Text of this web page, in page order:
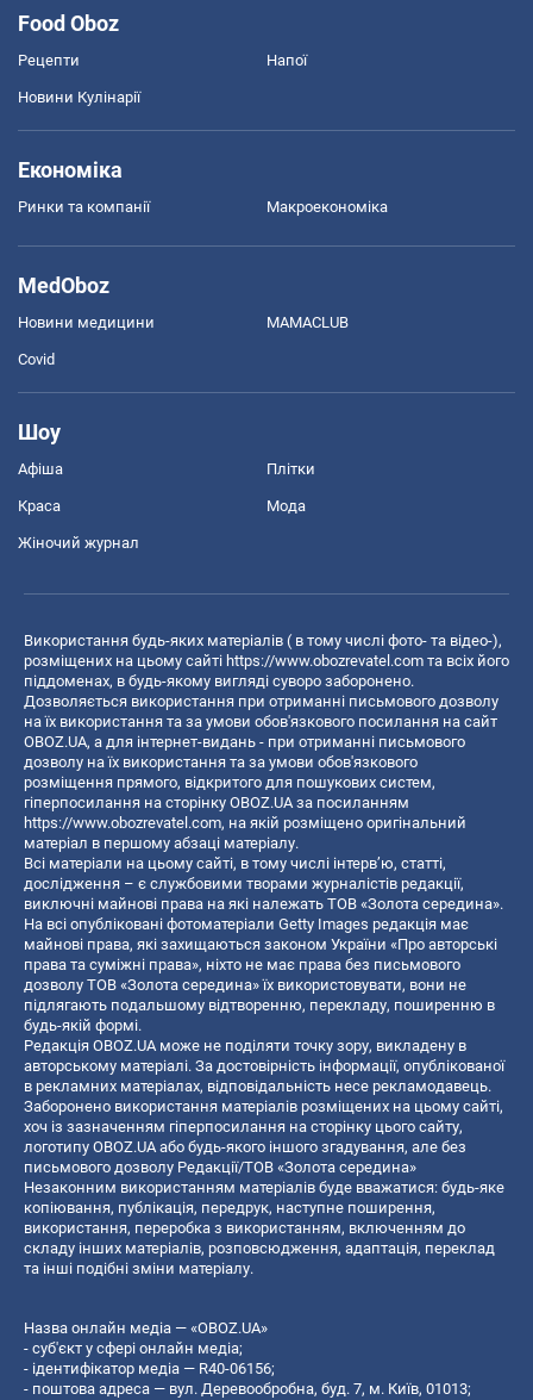
Food Oboz
Рецепти Напої
Новини Кулінарії
Економіка
Ринки та компанії Макроекономіка
MedOboz
Новини медицини MAMACLUB
Covid
Шоу
Афіша Плітки
Краса Мода
Жіночий журнал
Використання будь-яких матеріалів ( в тому числі фото- та відео-),
розміщених на цьому сайті https://www.obozrevatel.com та всіх його
піддоменах, в будь-якому вигляді суворо заборонено.
Дозволяється використання при отриманні письмового дозволу
на їх використання та за умови обов'язкового посилання на сайт
OBOZ.UA, а для інтернет-видань - при отриманні письмового
дозволу на їх використання та за умови обов'язкового
розміщення прямого, відкритого для пошукових систем,
гіперпосилання на сторінку OBOZ.UA за посиланням
https://www.obozrevatel.com, на якій розміщено оригінальний
матеріал в першому абзаці матеріалу.
Всі матеріали на цьому сайті, в тому числі інтерв’ю, статті,
дослідження – є службовими творами журналістів редакції,
виключні майнові права на які належать ТОВ «Золота середина».
На всі опубліковані фотоматеріали Getty Images редакція має
майнові права, які захищаються законом України «Про авторські
права та суміжні права», ніхто не має права без письмового
дозволу ТОВ «Золота середина» їх використовувати, вони не
підлягають подальшому відтворенню, перекладу, поширенню в
будь-якій формі.
Редакція OBOZ.UA може не поділяти точку зору, викладену в
авторському матеріалі. За достовірність інформації, опублікованої
в рекламних матеріалах, відповідальність несе рекламодавець.
Заборонено використання матеріалів розміщених на цьому сайті,
хоч із зазначенням гіперпосилання на сторінку цього сайту,
логотипу OBOZ.UA або будь-якого іншого згадування, але без
письмового дозволу Редакції/ТОВ «Золота середина»
Незаконним використанням матеріалів буде вважатися: будь-яке
копiювання, публiкацiя, передрук, наступне поширення,
використання, переробка з використанням, включенням до
складу інших матеріалів, розповсюдження, адаптація, переклад
та інші подібні зміни матеріалу.
Назва онлайн медіа — «OBOZ.UA»
- суб'єкт у сфері онлайн медіа;
- ідентифікатор медіа — R40-06156;
- поштова адреса — вул. Деревообробна, буд. 7, м. Київ, 01013;